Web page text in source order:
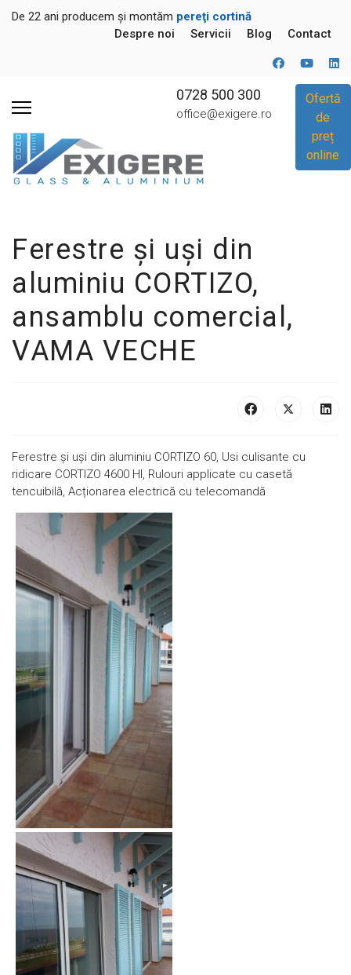
De 22 ani producem și montăm pereţi cortină
Despre noi
Servicii Blog Contact
0728 500 300
office@exigere.ro
Ofertă
de
preț
online
Ferestre și uși din
aluminiu CORTIZO,
ansamblu comercial,
VAMA VECHE
Ferestre și uși din aluminiu CORTIZO 60, Usi culisante cu
ridicare CORTIZO 4600 HI, Rulouri applicate cu casetă
tencuibilă, Acționarea electrică cu telecomandă